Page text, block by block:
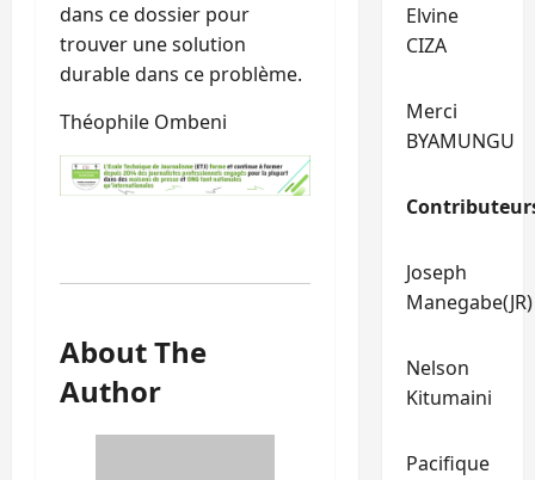
dans ce dossier pour
trouver une solution
durable dans ce problème.
Théophile Ombeni
About The
Author
Elvine
CIZA
Merci
BYAMUNGU
Joseph
Manegabe(JR)
Nelson
Kitumaini
Pacifique